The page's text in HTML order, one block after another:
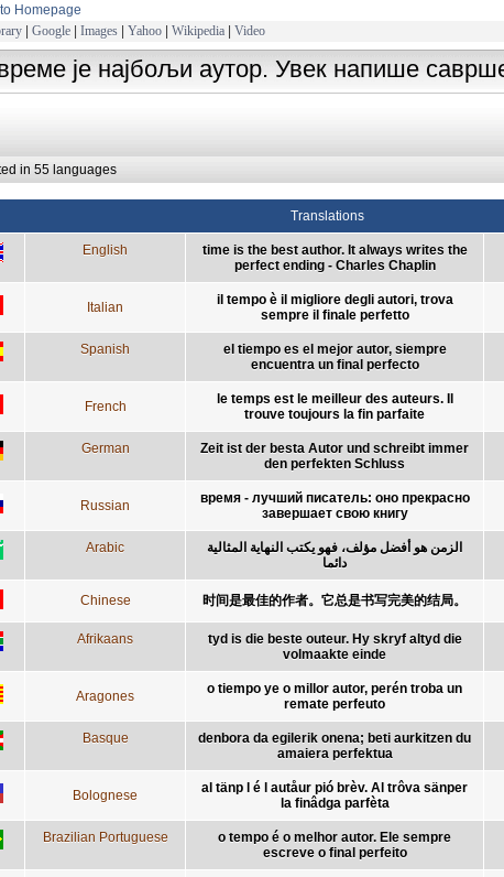
Homepage
| Google | Images | Yahoo | Wikipedia | Video
је најбољи аутор. Увек напише
in 55 languages
Translations
English
time is the best author. It always writes the
perfect ending - Charles Chaplin
Italian
il tempo è il migliore degli autori, trova
sempre il finale perfetto
Spanish
el tiempo es el mejor autor, siempre
encuentra un final perfecto
French
le temps est le meilleur des auteurs. Il
trouve toujours la fin parfaite
German
Zeit ist der besta Autor und schreibt immer
den perfekten Schluss
Russian
время - лучший писатель: оно прекрасно
завершает свою книгу
Arabic
الزمن هو أفضل مؤلف، فهو يكتب النهاية المثالية
دائما
Chinese 时间是最佳的作者。它总是书写完美的结局。
Afrikaans
tyd is die beste outeur. Hy skryf altyd die
volmaakte einde
Aragones
o tiempo ye o millor autor, perén troba un
remate perfeuto
Basque
denbora da egilerik onena; beti aurkitzen du
amaiera perfektua
Bolognese
al tänp l é l autåur pió brèv. Al trôva sänper
la finâdga parfèta
Brazilian Portuguese
o tempo é o melhor autor. Ele sempre
escreve o final perfeito